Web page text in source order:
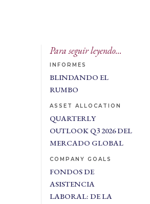
Para seguir leyendo...
INFORMES
BLINDANDO EL
RUMBO
ASSET ALLOCATION
QUARTERLY
OUTLOOK Q3 2026 DEL
MERCADO GLOBAL
COMPANY GOALS
FONDOS DE
ASISTENCIA
LABORAL: DE LA